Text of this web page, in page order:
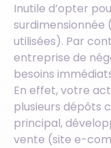
Inutile d’opter
surdimensionnée
utilisées). Par
entreprise de
besoins
En effet, votre
plusieurs dépôts
principal,
vente (site e-